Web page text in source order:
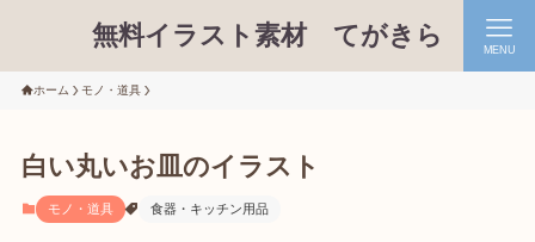
無料イラスト素材 てがきら MENU
ホーム モノ・道具
白い丸いお皿のイラスト
モノ・道具 食器・キッチン用品